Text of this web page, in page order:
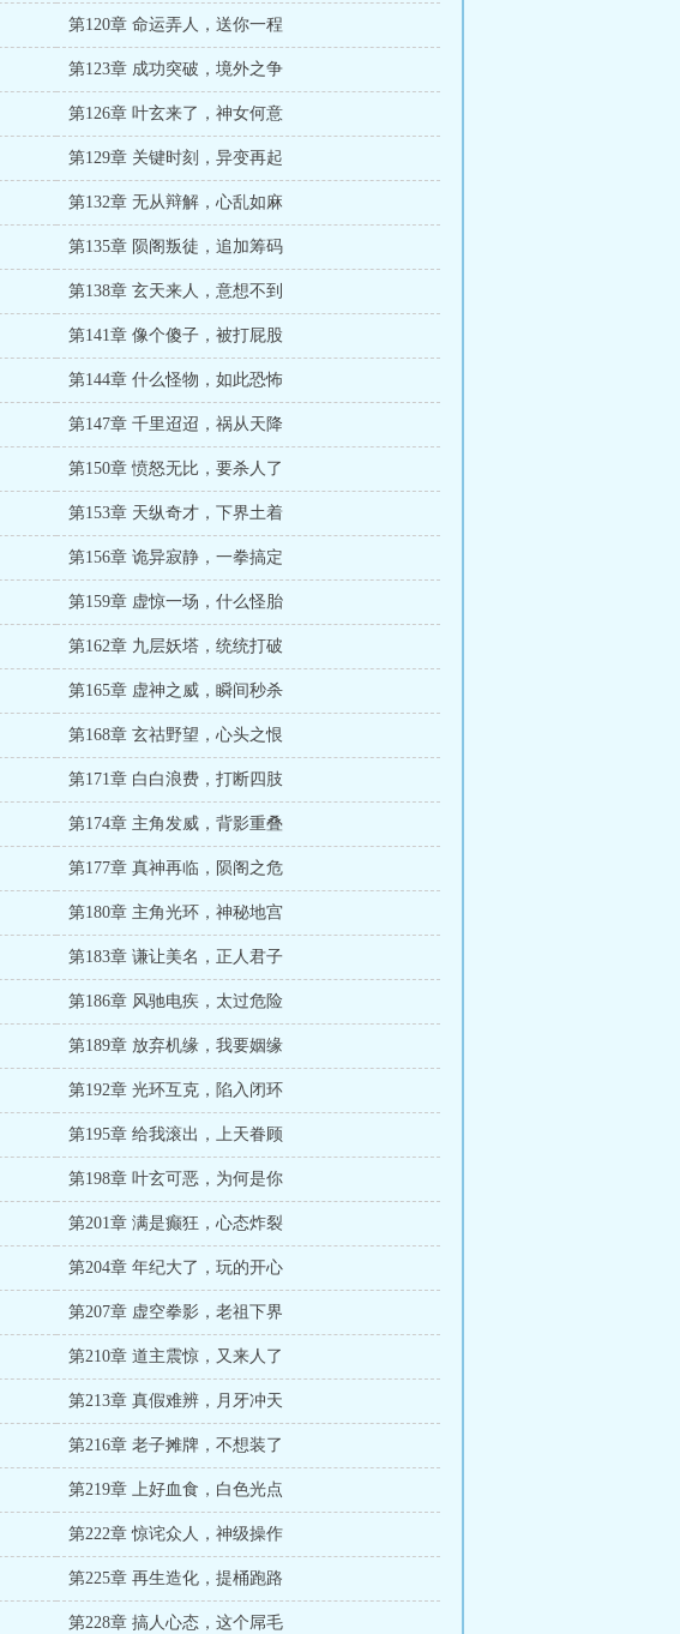
第120章 命运弄人，送你一程
第123章 成功突破，境外之争
第126章 叶玄来了，神女何意
第129章 关键时刻，异变再起
第132章 无从辩解，心乱如麻
第135章 陨阁叛徒，追加筹码
第138章 玄天来人，意想不到
第141章 像个傻子，被打屁股
第144章 什么怪物，如此恐怖
第147章 千里迢迢，祸从天降
第150章 愤怒无比，要杀人了
第153章 天纵奇才，下界土着
第156章 诡异寂静，一拳搞定
第159章 虚惊一场，什么怪胎
第162章 九层妖塔，统统打破
第165章 虚神之威，瞬间秒杀
第168章 玄祜野望，心头之恨
第171章 白白浪费，打断四肢
第174章 主角发威，背影重叠
第177章 真神再临，陨阁之危
第180章 主角光环，神秘地宫
第183章 谦让美名，正人君子
第186章 风驰电疾，太过危险
第189章 放弃机缘，我要姻缘
第192章 光环互克，陷入闭环
第195章 给我滚出，上天眷顾
第198章 叶玄可恶，为何是你
第201章 满是癫狂，心态炸裂
第204章 年纪大了，玩的开心
第207章 虚空拳影，老祖下界
第210章 道主震惊，又来人了
第213章 真假难辨，月牙冲天
第216章 老子摊牌，不想装了
第219章 上好血食，白色光点
第222章 惊诧众人，神级操作
第225章 再生造化，提桶跑路
第228章 搞人心态，这个屌毛